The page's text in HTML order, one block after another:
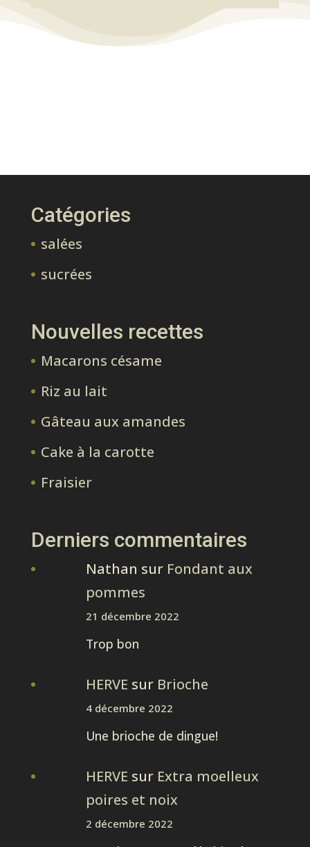
Catégories
salées
sucrées
Nouvelles recettes
Macarons césame
Riz au lait
Gâteau aux amandes
Cake à la carotte
Fraisier
Derniers commentaires
Nathan sur Fondant aux
pommes
21 décembre 2022
Trop bon
HERVE sur Brioche
4 décembre 2022
Une brioche de dingue!
HERVE sur Extra moelleux
poires et noix
2 décembre 2022